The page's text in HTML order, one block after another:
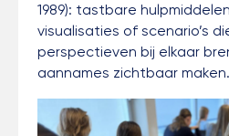
1989): tastbare
visualisaties of scenario’s
perspectieven bij elkaar
aannames zichtbaar maken.